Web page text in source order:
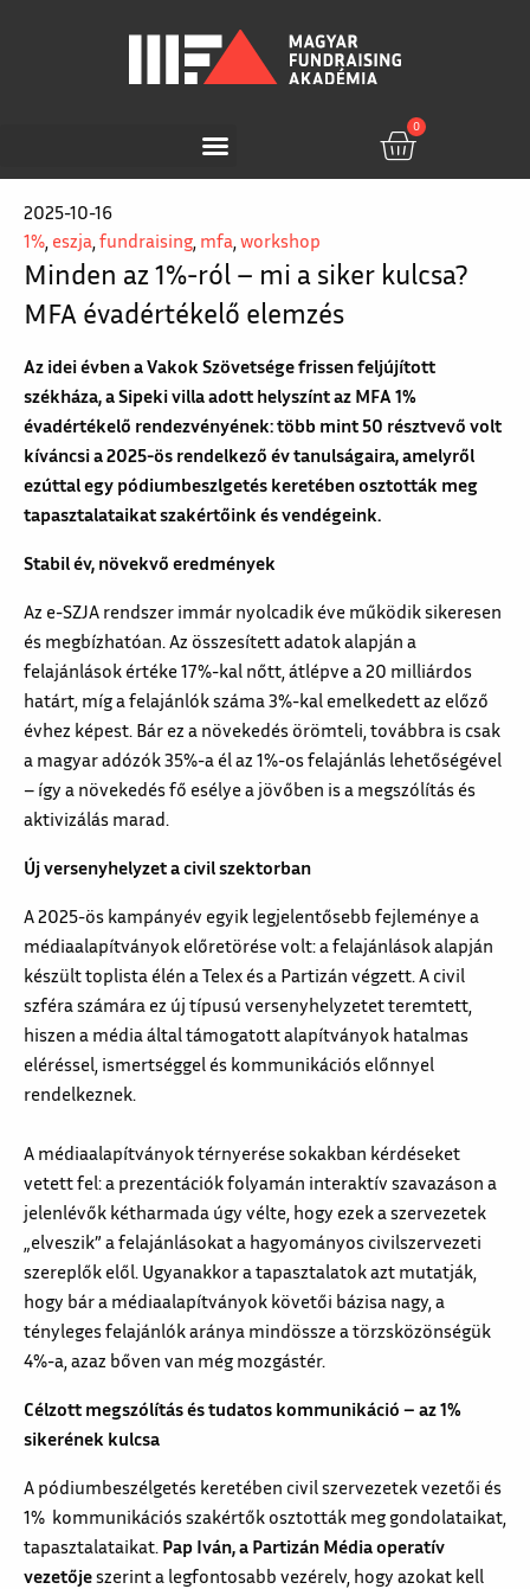
0
2025-10-16
1%, eszja,fundraising, mfa,workshop
Minden az 1%-ról – mi a siker kulcsa?
MFA évadértékelő elemzés
Az idei évben a Vakok Szövetsége frissen feljújított
székháza, a Sipeki villa adott helyszínt az MFA 1%
évadértékelő rendezvényének: több mint 50 résztvevő volt
kíváncsi a 2025-ös rendelkező év tanulságaira, amelyről
ezúttal egy pódiumbeszlgetés keretében osztották meg
tapasztalataikat szakértőink és vendégeink.
Stabil év, növekvő eredmények
Az e-SZJA rendszer immár nyolcadik éve működik sikeresen
és megbízhatóan. Az összesített adatok alapján a
felajánlások értéke 17%-kal nőtt, átlépve a 20 milliárdos
határt, míg a felajánlók száma 3%-kal emelkedett az előző
évhez képest. Bár ez a növekedés örömteli, továbbra is csak
a magyar adózók 35%-a él az 1%-os felajánlás lehetőségével
– így a növekedés fő esélye a jövőben is a megszólítás és
aktivizálás marad.
Új versenyhelyzet a civil szektorban
A 2025-ös kampányév egyik legjelentősebb fejleménye a
médiaalapítványok előretörése volt: a felajánlások alapján
készült toplista élén a Telex és a Partizán végzett. A civil
szféra számára ez új típusú versenyhelyzetet teremtett,
hiszen a média által támogatott alapítványok hatalmas
eléréssel, ismertséggel és kommunikációs előnnyel
rendelkeznek.
A médiaalapítványok térnyerése sokakban kérdéseket
vetett fel: a prezentációk folyamán interaktív szavazáson a
jelenlévők kétharmada úgy vélte, hogy ezek a szervezetek
„elveszik” a felajánlásokat a hagyományos civilszervezeti
szereplők elől. Ugyanakkor a tapasztalatok azt mutatják,
hogy bár a médiaalapítványok követői bázisa nagy, a
tényleges felajánlók aránya mindössze a törzsközönségük
4%-a, azaz bőven van még mozgástér.
Célzott megszólítás és tudatos kommunikáció – az 1%
sikerének kulcsa
A pódiumbeszélgetés keretében civil szervezetek vezetői és
1% kommunikációs szakértők osztották meg gondolataikat,
tapasztalataikat. Pap Iván, a Partizán Média operatív
vezetőjeszerint a legfontosabb vezérelv, hogy azokat kell